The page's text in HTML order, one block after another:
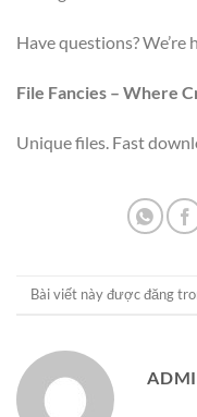
Have questions?
File Fancies – Where
Unique files. Fast
Bài viết này được đăng